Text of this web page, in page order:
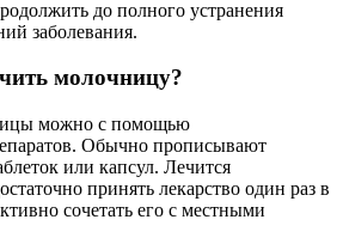
до полного устранения
заболевания.
молочницу?
можно с помощью
Обычно прописывают
или капсул. Лечится
принять лекарство один раз в
сочетать его с местными